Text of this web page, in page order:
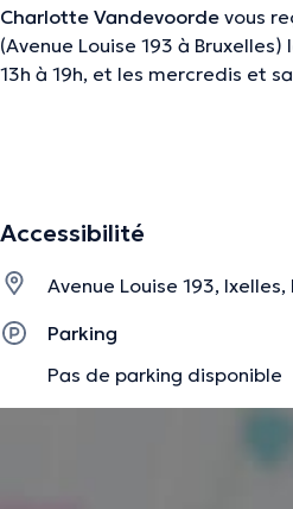
Charlotte Vandevoorde vous
(Avenue Louise 193 à
13h à 19h, et les mercredis et
Accessibilité
Avenue Louise 193,
Parking
Pas de parking disponible